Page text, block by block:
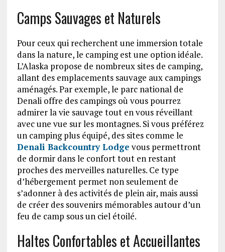
Camps Sauvages et Naturels
Pour ceux qui recherchent une immersion totale
dans la nature, le camping est une option idéale.
L’Alaska propose de nombreux sites de camping,
allant des emplacements sauvage aux campings
aménagés. Par exemple, le parc national de
Denali offre des campings où vous pourrez
admirer la vie sauvage tout en vous réveillant
avec une vue sur les montagnes. Si vous préférez
un camping plus équipé, des sites comme le
Denali Backcountry Lodge vous permettront
de dormir dans le confort tout en restant
proches des merveilles naturelles. Ce type
d’hébergement permet non seulement de
s’adonner à des activités de plein air, mais aussi
de créer des souvenirs mémorables autour d’un
feu de camp sous un ciel étoilé.
Haltes Confortables et Accueillantes